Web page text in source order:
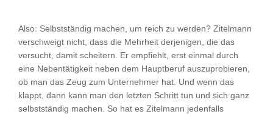
Also: Selbstständig machen, um reich zu werden? Zitelmann
verschweigt nicht, dass die Mehrheit derjenigen, die das
versucht, damit scheitern. Er empfiehlt, erst einmal durch
eine Nebentätigkeit neben dem Hauptberuf auszuprobieren,
ob man das Zeug zum Unternehmer hat. Und wenn das
klappt, dann kann man den letzten Schritt tun und sich ganz
selbstständig machen. So hat es Zitelmann jedenfalls